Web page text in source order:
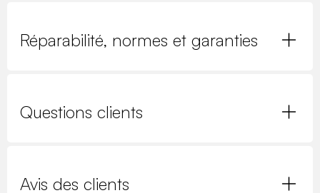
Réparabilité, normes et garanties
Questions clients
Avis des clients